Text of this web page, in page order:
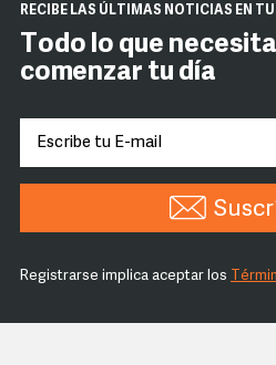
RECIBE LAS ÚLTIMAS NOTICIAS EN
Todo lo que
comenzar tu día
Registrarse implica aceptar los